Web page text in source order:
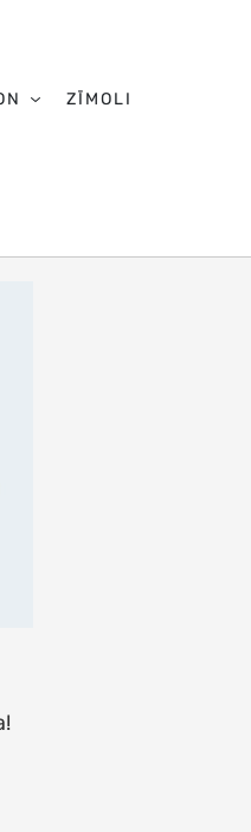
ZĪMOLI